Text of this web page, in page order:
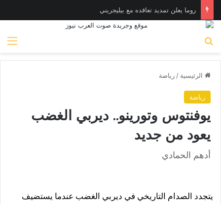
روما يعلن تمديد تعاقده مع بيليجريني
الرئيسية / رياضة
رياضة
يوفنتوس وتورينو.. ديربي الغضب
يعود من جديد
أدهم الحمادي
يتجدد الصدام التاريخي في ديربي الغضب عندما يستضيف